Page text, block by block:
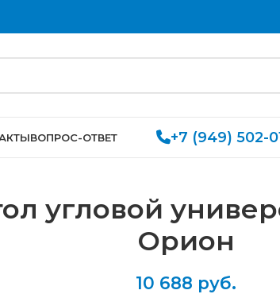
ВОПРОС-ОТВЕТ +7 (949) 502-
угловой
Орион
10 688 руб.